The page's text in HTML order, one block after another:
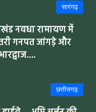
सारंगढ़
नवधा रामायण में
गनपत जांगड़े और
छत्तीसगढ़